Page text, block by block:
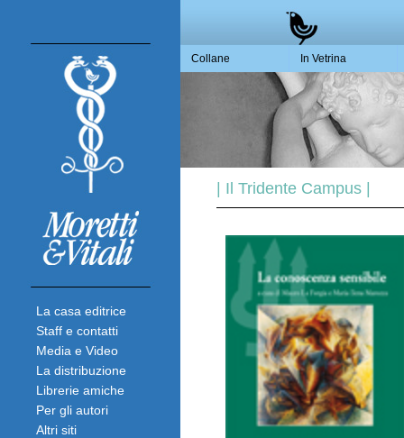
La casa editrice
Staff e contatti
Media e Video
La distribuzione
Librerie amiche
Per gli autori
Altri siti
Collane In Vetrina
| Il Tridente Campus |